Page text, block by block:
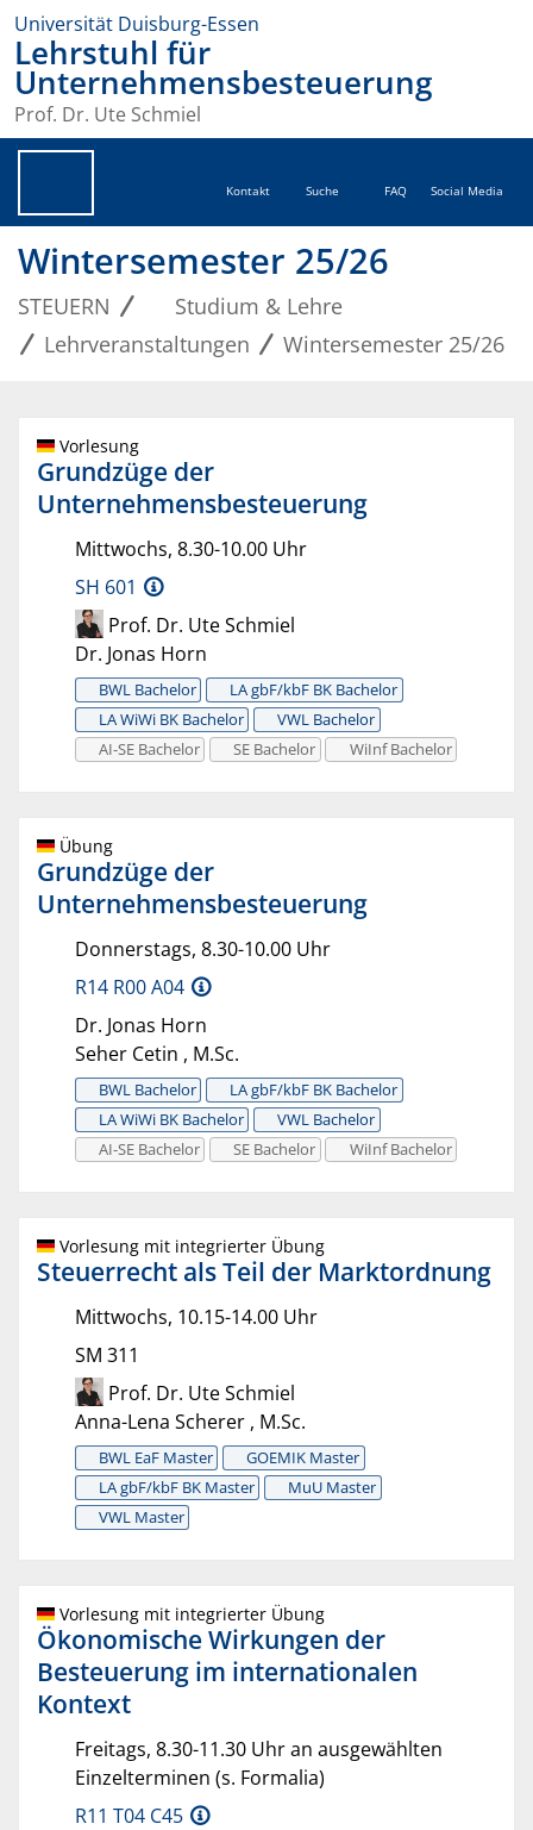
Universität Duisburg-Essen
Lehrstuhl für
Unternehmensbesteuerung
Prof. Dr. Ute Schmiel
Kontakt Suche FAQ Social Media
Wintersemester 25/26
STEUERN
Studium & Lehre
Lehrveranstaltungen
Wintersemester 25/26
Vorlesung
Grundzüge der
Unternehmensbesteuerung
Mittwochs, 8.30-10.00 Uhr
SH 601
Prof. Dr. Ute Schmiel
Dr. Jonas Horn
BWL Bachelor
LA gbF/kbF BK Bachelor
LA WiWi BK Bachelor
VWL Bachelor
AI-SE Bachelor
SE Bachelor WiInf Bachelor
Übung
Grundzüge der
Unternehmensbesteuerung
Donnerstags, 8.30-10.00 Uhr
R14 R00 A04
Dr. Jonas Horn
Seher Cetin , M.Sc.
BWL Bachelor
LA gbF/kbF BK Bachelor
LA WiWi BK Bachelor
VWL Bachelor
AI-SE Bachelor
SE Bachelor WiInf Bachelor
Vorlesung mit integrierter Übung
Steuerrecht als Teil der Marktordnung
Mittwochs, 10.15-14.00 Uhr
SM 311
Prof. Dr. Ute Schmiel
Anna-Lena Scherer , M.Sc.
BWL EaF Master
GOEMIK Master
LA gbF/kbF BK Master
MuU Master
VWL Master
Vorlesung mit integrierter Übung
Ökonomische Wirkungen der
Besteuerung im internationalen
Kontext
Freitags, 8.30-11.30 Uhr an ausgewählten
Einzelterminen (s. Formalia)
R11 T04 C45